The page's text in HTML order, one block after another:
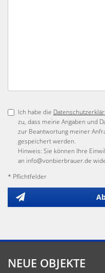
Ich habe die
zu, dass meine Angaben und
zur Beantwortung meiner
gespeichert werden.
Hinweis: Sie können Ihre
an info@vonbierbrauer.de
* Pflichtfelder
NEUE OBJEKTE